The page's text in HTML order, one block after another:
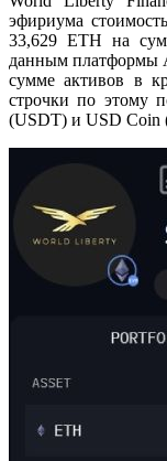
эфириума
33,629 ETH на
данным платформы
сумме активов в
строчки по этому
(USDT) и USD Coin